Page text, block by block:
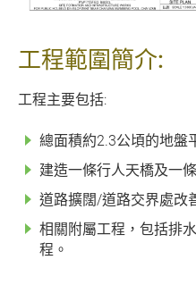
工程範圍簡介:
工程主要包括:
總面積約2.3公頃的地盤
建造一條行人天橋及一
道路擴闊/道路交界處改
相關附屬工程，包括排
程。